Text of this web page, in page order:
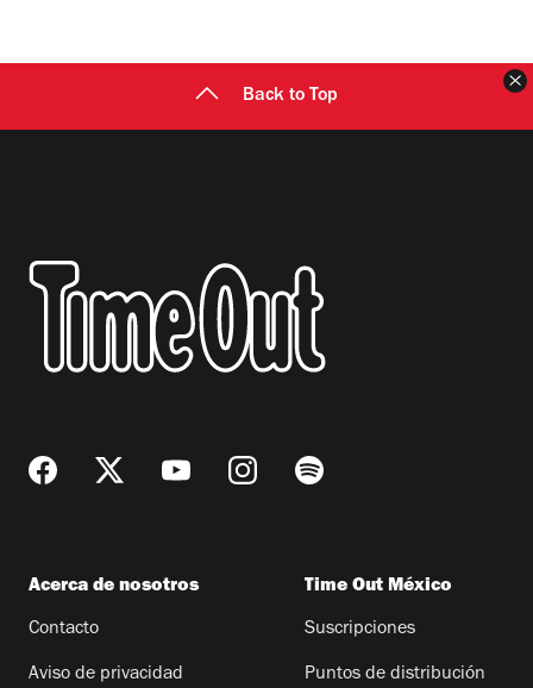
Back to Top
Acerca de nosotros
Contacto
Aviso de privacidad
Time Out México
Suscripciones
Puntos de distribución